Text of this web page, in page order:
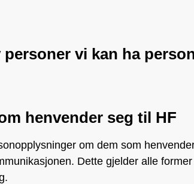
personer vi kan ha
henvender seg til HF
om dem som
Dette gjelder alle